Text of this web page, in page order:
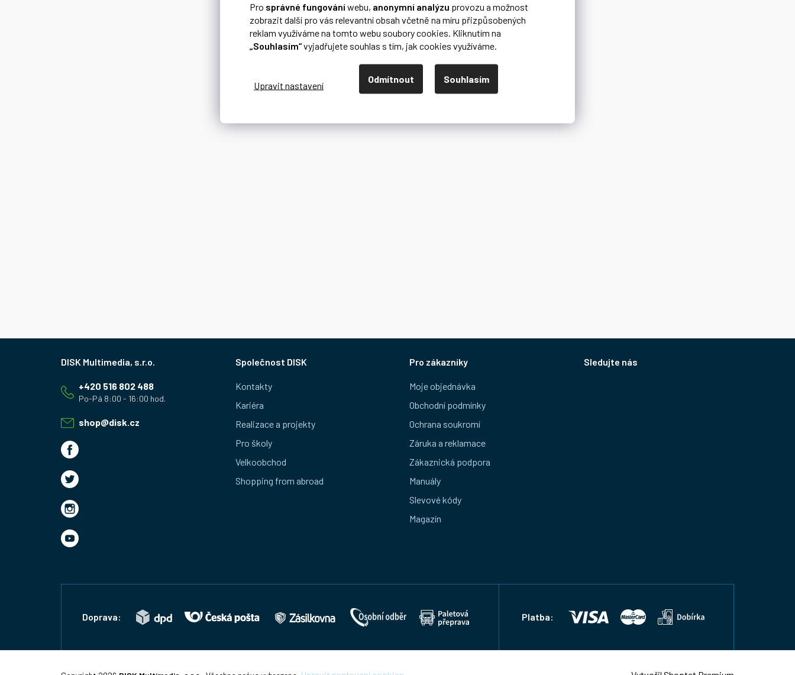
Pro správné fungováníwebu, anonymní analýzu provozu a možnost
zobrazit další pro vás relevantní obsah včetně na míru přizpůsobených
reklam využíváme na tomto webu soubory cookies. Kliknutím na
„Souhlasím“vyjadřujete souhlas s tím, jak cookies využíváme.
Odmítnout Souhlasím
shop@disk.cz
+420 516 802 488
Společnost DISK
Kontakty
Kariéra
Realizace a projekty
Pro školy
Velkoobchod
Shopping from abroad
Pro zákazníky
Moje objednávka
Obchodní podmínky
Ochrana soukromí
Záruka a reklamace
Zákaznická podpora
Manuály
Slevové kódy
Magazín
Sledujte nás
Doprava: Platba: